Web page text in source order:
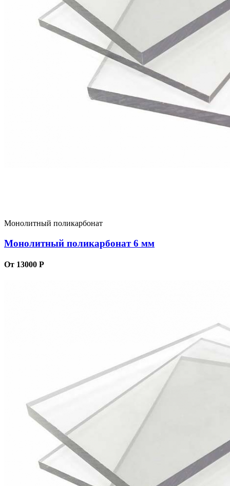
Монолитный поликарбонат
Монолитный поликарбонат 6 мм
От 13000 Р